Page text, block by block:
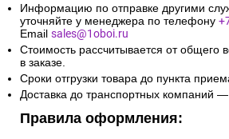
Информацию по отправке другими
уточняйте у менеджера по телефону
Email sales@1oboi.ru
Стоимость рассчитывается от общего
в заказе.
Сроки отгрузки товара до пункта
Доставка до транспортных компаний
Правила оформления: